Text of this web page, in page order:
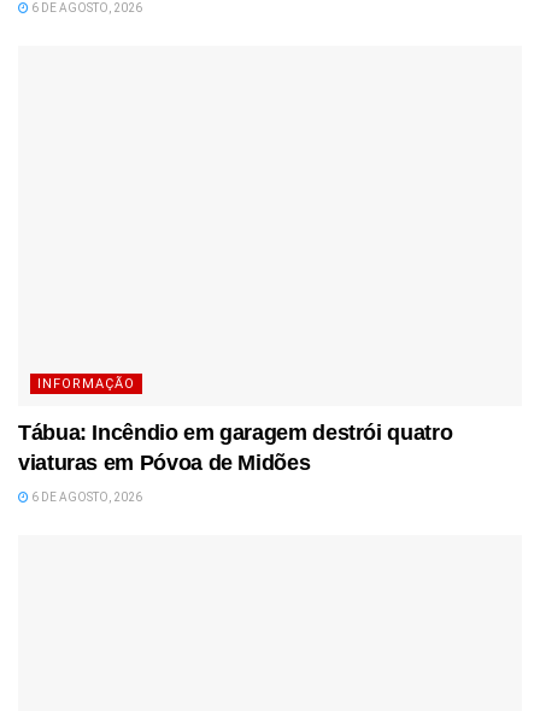
6 DE AGOSTO, 2026
INFORMAÇÃO
Tábua: Incêndio em garagem destrói quatro
viaturas em Póvoa de Midões
6 DE AGOSTO, 2026